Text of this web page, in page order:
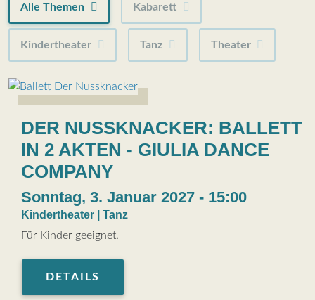
Alle Themen Kabarett
Kindertheater Tanz Theater
DER NUSSKNACKER: BALLETT
IN 2 AKTEN - GIULIA DANCE
COMPANY
Sonntag, 3. Januar 2027 - 15:00
Kindertheater | Tanz
Für Kinder geeignet.
DETAILS